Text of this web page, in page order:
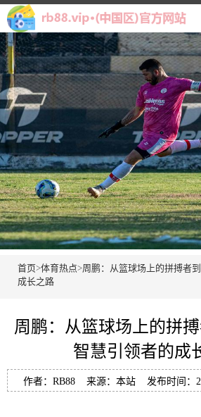
首页>体育热点>周鹏：从篮球场上的拼搏者
成长之路
周鹏：从篮球场上的拼
智慧引领者的成
作者：RB88 来源：本站 发布时间：